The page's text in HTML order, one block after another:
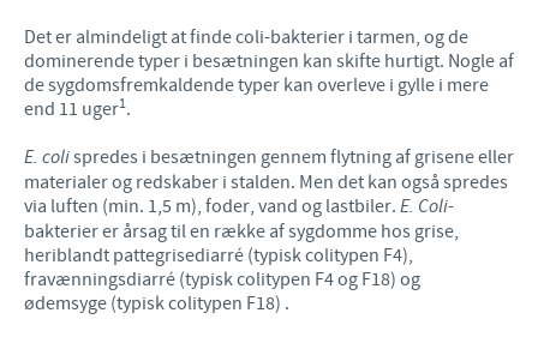
Fjerkræ, fagspecialister
Grise, fagspecialister
Kæledyr, fagspecialister
Administration og marketing
Ansøg om sponsorat
Indberetning af bivirkninger
Det er almindeligt at finde coli-bakterier i tarmen, og de
dominerende typer i besætningen kan skifte hurtigt. Nogle af
de sygdomsfremkaldende typer kan overleve i gylle i mere
end 11 uger1.
E. colispredes i besætningen gennem flytning af grisene eller
materialer og redskaber i stalden. Men det kan også spredes
via luften (min. 1,5 m), foder, vand og lastbiler. E. Coli-
bakterier er årsag til en række af sygdomme hos grise,
heriblandt pattegrisediarré (typisk colitypen F4),
fravænningsdiarré (typisk colitypen F4 og F18) og
ødemsyge (typisk colitypen F18) .